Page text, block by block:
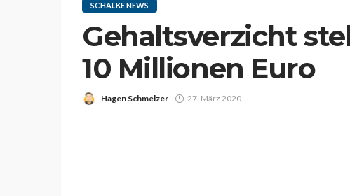
SCHALKE NEWS
Gehaltsverzicht
10 Millionen Euro
Hagen Schmelzer 27. März 2020